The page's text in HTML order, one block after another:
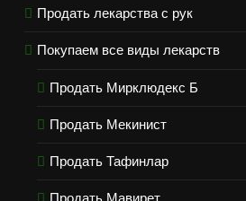
Продать лекарства с рук
Покупаем все виды лекарств
Продать Мирклюдекс Б
Продать Мекинист
Продать Тафинлар